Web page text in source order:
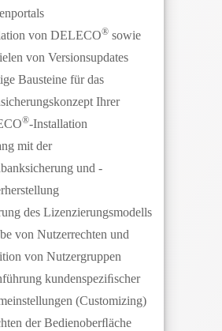
von DELECO® sowie
von Versionsupdates
Bausteine für das
Ihrer
®-Installation
mit der
und -
des Lizenzierungsmodells
von Nutzerrechten und
von Nutzergruppen
kundenspeziﬁscher
(Customizing)
der Bedienoberﬂäche